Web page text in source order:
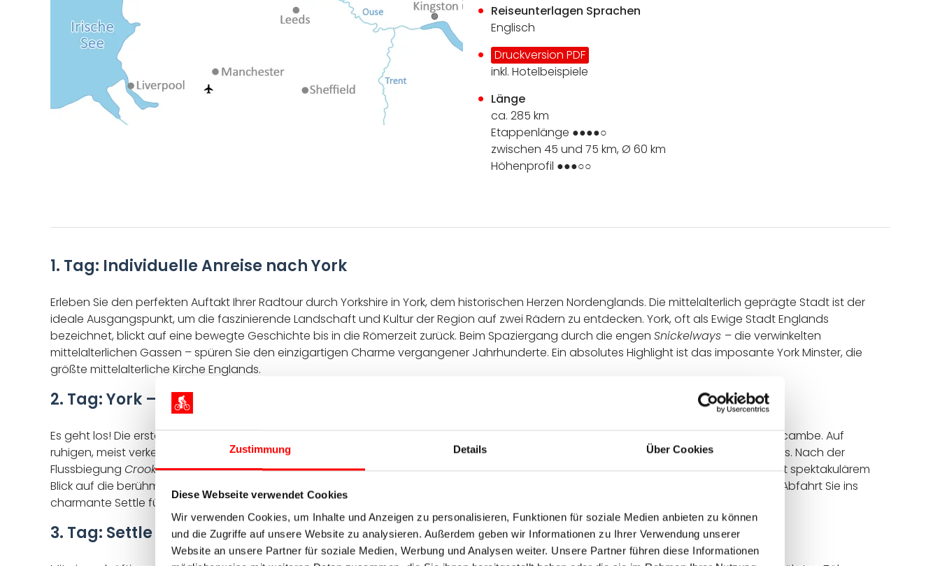
Zustimmung Details Über Cookies
Diese Webseite verwendet Cookies
Wir verwenden Cookies, um Inhalte und Anzeigen zu personalisieren, Funktionen für soziale Medien anbieten zu können
und die Zugriffe auf unsere Website zu analysieren. Außerdem geben wir Informationen zu Ihrer Verwendung unserer
Website an unsere Partner für soziale Medien, Werbung und Analysen weiter. Unsere Partner führen diese Informationen
Reiseunterlagen Sprachen
Englisch
Druckversion PDF
inkl. Hotelbeispiele
Länge
ca. 285 km
Etappenlänge ●●●●○
zwischen 45 und 75 km, Ø 60 km
Höhenprofil ●●●○○
1. Tag: Individuelle Anreise nach York
Erleben Sie den perfekten Auftakt Ihrer Radtour durch Yorkshire in York, dem historischen Herzen Nordenglands. Die mittelalterlich geprägte Stadt ist der
ideale Ausgangspunkt, um die faszinierende Landschaft und Kultur der Region auf zwei Rädern zu entdecken. York, oft als Ewige Stadt Englands
bezeichnet, blickt auf eine bewegte Geschichte bis in die Römerzeit zurück. Beim Spaziergang durch die engen Snickelways – die verwinkelten
mittelalterlichen Gassen – spüren Sie den einzigartigen Charme vergangener Jahrhunderte. Ein absolutes Highlight ist das imposante York Minster, die
größte mittelalterliche Kirche Englands.
2. Tag: York – Morecambe – Settle, ca. 55 km + Transfer
Es geht los! Die erste Etappe Ihrer Radtour durch Yorkshire startet mit einem inkludierten Transfer an die englische Westküste nach Morecambe. Auf
ruhigen, meist verkehrsfreien Wegen radeln Sie entlang des Flusses Lune über Lancaster in Richtung der beeindruckenden Yorkshire Dales. Nach der
Flussbiegung Crook O’Lunewird die Strecke anspruchsvoller, während Sie durch denForest of Bowlandund über die Hügel der Dales mit spektakulärem
Blick auf die berühmten Three Peaks fahren. Der Anstieg zum Swarth Moor markiert den höchsten Punkt des Tages, bevor eine herrliche Abfahrt Sie ins
charmante Settle führt – eine lebhafte Marktstadt und Ziel dieser ersten Etappe.
3. Tag: Settle – Pateley Bridge, ca. 45 km